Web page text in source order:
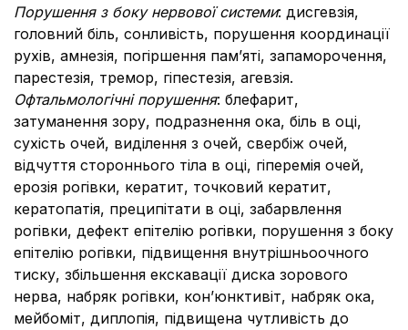
Порушення з боку нервової системи: дисгевзія,
головний біль, сонливість, порушення координації
рухів, амнезія, погіршення пам’яті, запаморочення,
парестезія, тремор, гіпестезія, агевзія.
Офтальмологічні порушення: блефарит,
затуманення зору, подразнення ока, біль в оці,
сухість очей, виділення з очей, свербіж очей,
відчуття стороннього тіла в оці, гіперемія очей,
ерозія рогівки, кератит, точковий кератит,
кератопатія, преципітати в оці, забарвлення
рогівки, дефект епітелію рогівки, порушення з боку
епітелію рогівки, підвищення внутрішньоочного
тиску, збільшення екскавації диска зорового
нерва, набряк рогівки, кон’юнктивіт, набряк ока,
мейбоміт, диплопія, підвищена чутливість до